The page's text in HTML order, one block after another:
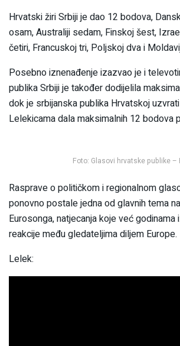
Hrvatski žiri Srbiji je dao 12 bodova,
osam, Australiji sedam, Finskoj šest,
četiri, Francuskoj tri, Poljskoj dva i
Posebno iznenađenje izazvao je i
publika Srbiji je također dodijelila
dok je srbijanska publika Hrvatskoj
Lelekicama dala maksimalnih 12 bodova
Foto: Glasovi hrvatske publike –
Rasprave o političkom i regionalnom
ponovno postale jedna od glavnih tema
Eurosonga, natjecanja koje već
reakcije među gledateljima diljem Europe.
Lelek: